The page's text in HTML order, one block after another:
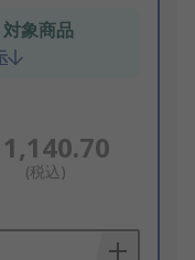
象商品
1,140.70
(税込)